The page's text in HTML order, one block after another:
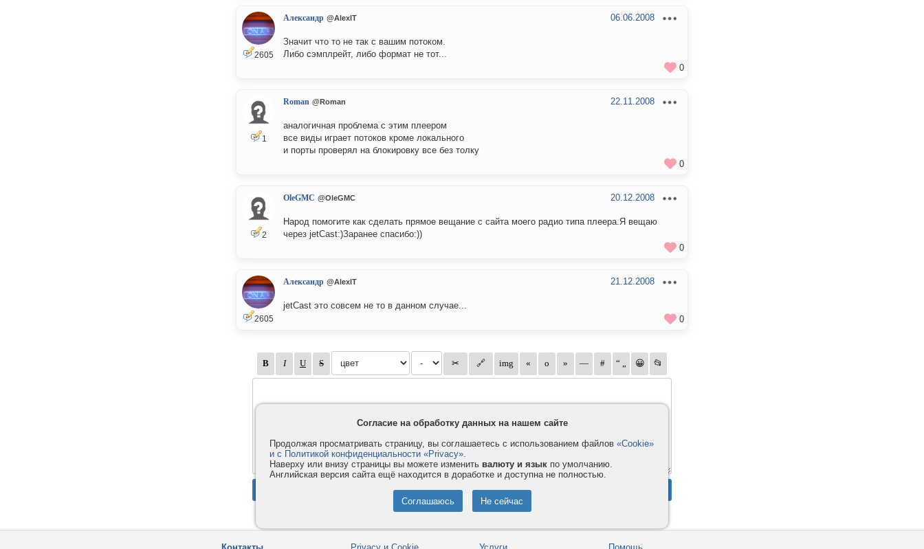
2605
Александр @AlexIT 06.06.2008
Значит что то не так с вашим потоком.
Либо сэмплрейт, либо формат не тот...
0
1
Roman @Roman 22.11.2008
аналогичная проблема с этим плеером
все виды играет потоков кроме локального
и порты проверял на блокировку все без толку
0
2
OleGMC @OleGMC 20.12.2008
Народ помогите как сделать прямое вещание с сайта моего радио типа плеера.Я вещаю
через jetCast:)Заранее спасибо:))
0
2605
Александр @AlexIT 21.12.2008
jetCast это совсем не то в данном случае...
0
Согласие на обработку данных на нашем сайте
Продолжая просматривать страницу, вы соглашаетесь с использованием файлов «Cookie»
и с Политикой конфиденциальности «Privacy».
Наверху или внизу страницы вы можете изменить валюту и язык по умолчанию.
Английская версия сайта ещё находится в доработке и доступна не полностью.